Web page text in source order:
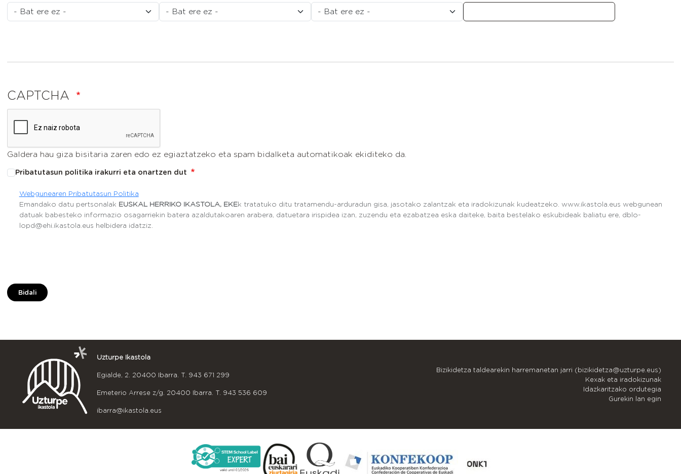
CAPTCHA
Galdera hau giza bisitaria zaren edo ez egiaztatzeko eta spam bidalketa automatikoak ekiditeko da.
Pribatutasun politika irakurri eta onartzen dut
Webgunearen Pribatutasun Politika
Emandako datu pertsonalak EUSKAL HERRIKO IKASTOLA, EKEk tratatuko ditu tratamendu-arduradun gisa, jasotako zalantzak eta iradokizunak kudeatzeko. www.ikastola.eus webgunean
datuak babesteko informazio osagarriekin batera azaldutakoaren arabera, datuetara irispidea izan, zuzendu eta ezabatzea eska daiteke, baita bestelako eskubideak baliatu ere, dblo-
lopd@ehi.ikastola.eus helbidera idatziz.
Bidali
Uzturpe Ikastola
Egialde, 2. 20400 Ibarra. T. 943 671 299
Emeterio Arrese z/g. 20400 Ibarra. T. 943 536 609
ibarra@ikastola.eus
OINEKO INFORMAZIOABizikidetza taldearekin harremanetan jarri (bizikidetza@uzturpe.eus)
Kexak eta iradokizunak
Idazkaritzako ordutegia
Gurekin lan egin